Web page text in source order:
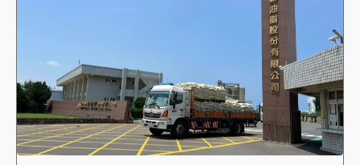
新法上路後要保障外送員收入，外送平台收益不
減，繼續賺飽飽、持續跟消費者和商家收取每單
費用，卻以「疊單」為由，把外送員的勞務工時
砍半，趁機節省外送費、楷外送員的油，昨還公
開發表數據宣稱「整體成長」，面對主管機關勞
動部認定違法，卻強硬不甩，後續只能待地方主
管機關強力稽查。